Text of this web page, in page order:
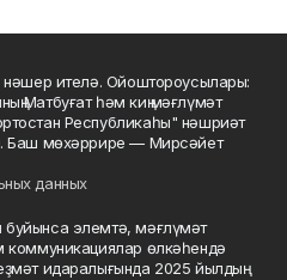
нәшер ителә. Ойоштороусылары:
Матбуғат һәм киң мәғлүмәт
Республикаһы" нәшриәт
Баш мөхәррире — Мирсәйет
данных
элемтә, мәғлүмәт
коммуникациялар өлкәһендә
идаралығында 2025 йылдың